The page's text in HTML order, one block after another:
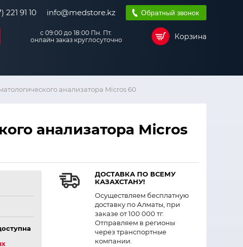
221 91 10 info@medstore.kz Обратный звонок
с 09:00 до 18:00 Пн. Пт.
онлайн заказ круглосуточно
Корзина
анализатора Micros 60
анализатора Micros
ДОСТАВКА ПО ВСЕМУ
КАЗАХСТАНУ!
Осуществляем бесплатную
доставку по Алматы, при
заказе от 100 000 тг.
Отправляем в регионы
через транспортные
компании.